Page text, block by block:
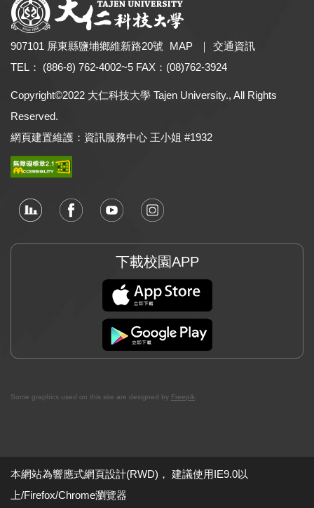
研討會報名系統
校務基金募款專區
60週年校慶系列活動專區
多功能整合性學習地圖
學生學習歷程檔案
大專校院UCAN平台
畢業生流向調查平台
大仁科大註冊資訊
學雜費減免/就貸/弱勢助學
907101 屏東縣鹽埔鄉維新路20號 MAP
交通資訊
TEL： (886-8) 762-4002~5 FAX：(08)762-3924
Copyright©2022 大仁科技大學 Tajen University., All Rights
Reserved.
網頁建置維護：資訊服務中心 王小姐 #1932
下載校園APP
Some graphics used on this site are designed by Freepik
本網站為響應式網頁設計(RWD)， 建議使用IE9.0以
上/Firefox/Chrome瀏覽器